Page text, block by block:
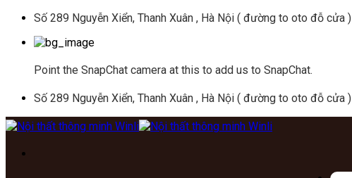
Skip
content
Số 289 Nguyễn Xiển, Thanh Xuân , Hà Nội ( đường to oto đỗ cửa )
Point the SnapChat camera at this to add us to SnapChat.
Số 289 Nguyễn Xiển, Thanh Xuân , Hà Nội ( đường to oto đỗ cửa )